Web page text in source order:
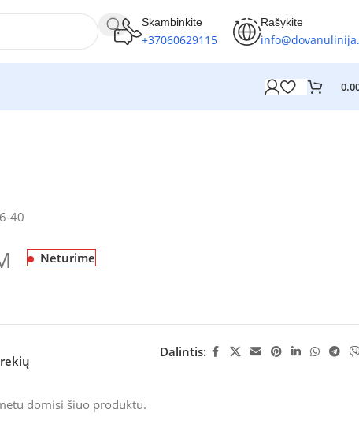
Skambinkite
+37060629115
Rašykite
40
Neturime
Dalintis:
domisi šiuo produktu.